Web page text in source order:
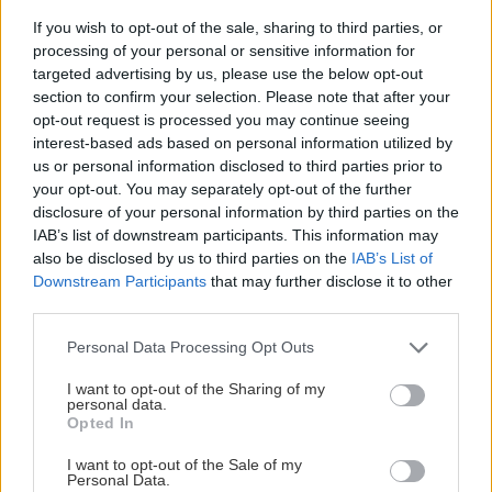
If you wish to opt-out of the sale, sharing to third parties, or
processing of your personal or sensitive information for
targeted advertising by us, please use the below opt-out
section to confirm your selection. Please note that after your
opt-out request is processed you may continue seeing
interest-based ads based on personal information utilized by
us or personal information disclosed to third parties prior to
your opt-out. You may separately opt-out of the further
disclosure of your personal information by third parties on the
IAB’s list of downstream participants. This information may
also be disclosed by us to third parties on the IAB’s List of
Downstream Participants that may further disclose it to other
Please note that this website/app uses one or more Google
not limited to your visit or usage behaviour. You may click to
grant or deny consent to Google and its third-party tags to
use your data for below specified purposes in below Google
consent section.
Personal Data Processing Opt Outs
I want to opt-out of the Sharing of my
personal data.
Opted In
I want to opt-out of the Sale of my
Personal Data.
Využitie gabionov
Gabiony sú drôtené koše plnené kameňom.
Kombinácia ukladaného prírodného kameňa do
samostatne vytvorených drôtených konštrukcií
alebo aj do vopred pripravených, vytvára
systém, ktorý slúži najmä na podchytenie
terénu opornými múrmi. Dá sa však využiť aj
ako spodná časť oplotenia (v rozmeroch
do vnútra môžeme umiestniť aj pásy alebo
kapsuly rôznej veľkosti so zeminou (s použitím
netkanej geotextílie) pre výsadbu
(agresívnejšej) vegetácie, ktorá bude tvoriť
živú časť oplotenia. Na kameni gabionov sa